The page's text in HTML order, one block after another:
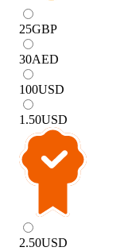
25GBP
30AED
100USD
1.50USD
2.50USD